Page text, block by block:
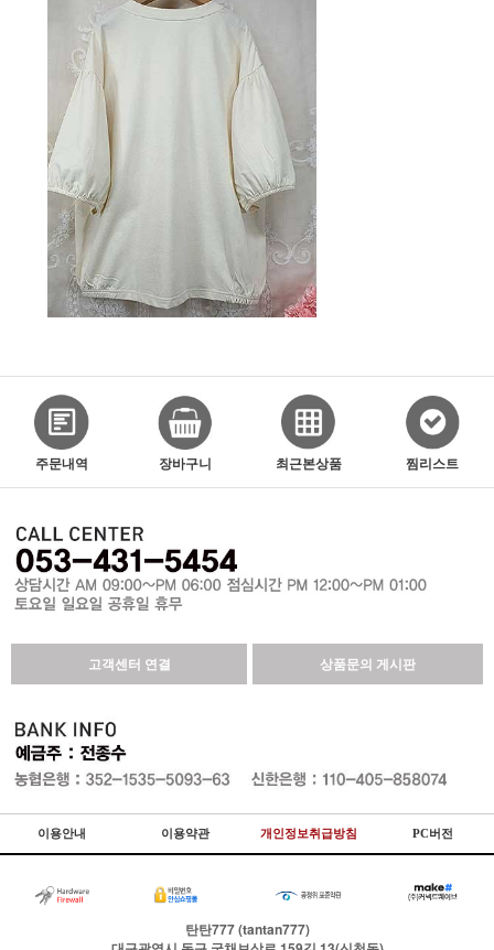
주문내역 장바구니 최근본상품 찜리스트
고객센터 연결 상품문의 게시판
이용안내 이용약관 개인정보취급방침 PC버전
탄탄777 (tantan777)